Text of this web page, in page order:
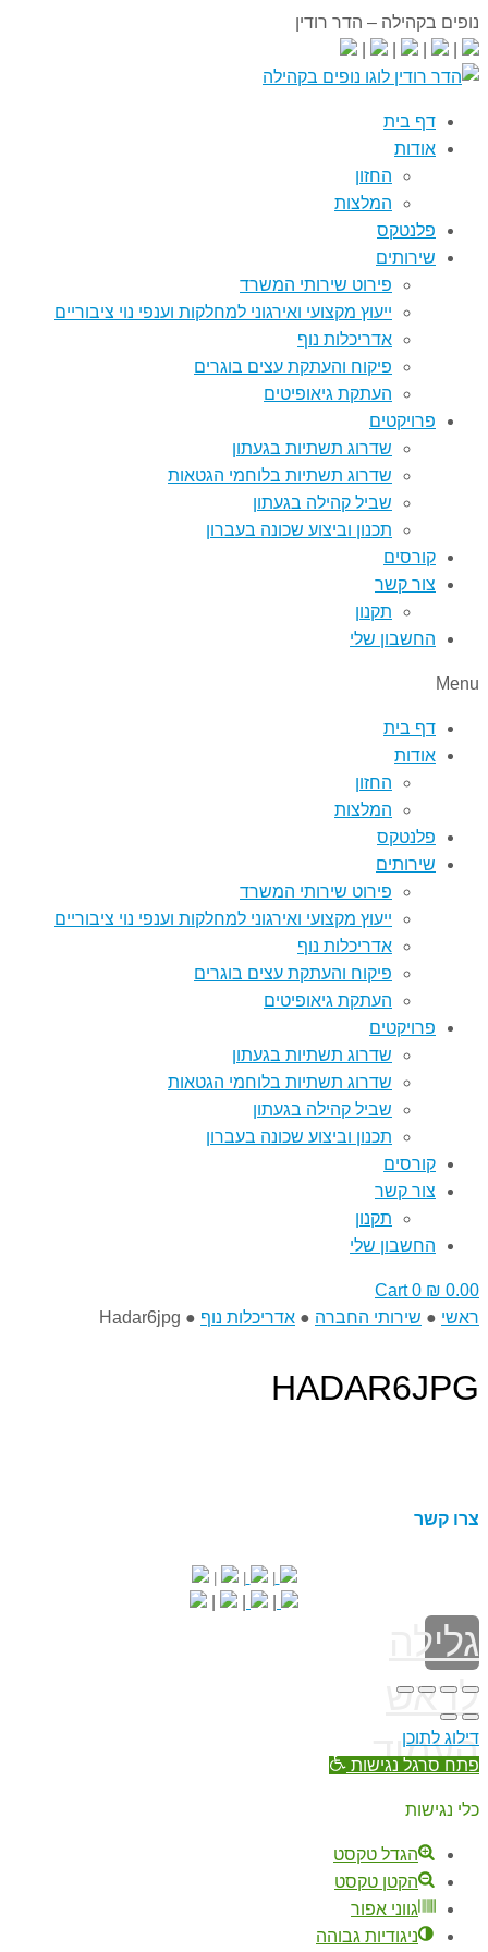
נופים בקהילה – הדר רודין
דף בית
אודות
החזון
המלצות
פלנטקס
שירותים
פירוט שירותי המשרד
ייעוץ מקצועי ואירגוני למחלקות וענפי נוי ציבוריים
אדריכלות נוף
פיקוח והעתקת עצים בוגרים
העתקת גיאופיטים
פרויקטים
שדרוג תשתיות בגעתון
שדרוג תשתיות בלוחמי הגטאות
שביל קהילה בגעתון
תכנון וביצוע שכונה בעברון
קורסים
צור קשר
תקנון
החשבון שלי
Menu
דף בית
אודות
החזון
המלצות
פלנטקס
שירותים
פירוט שירותי המשרד
ייעוץ מקצועי ואירגוני למחלקות וענפי נוי ציבוריים
אדריכלות נוף
פיקוח והעתקת עצים בוגרים
העתקת גיאופיטים
פרויקטים
שדרוג תשתיות בגעתון
שדרוג תשתיות בלוחמי הגטאות
שביל קהילה בגעתון
תכנון וביצוע שכונה בעברון
קורסים
צור קשר
תקנון
החשבון שלי
₪ 0.00
0
Cart
ראשי ● שירותי החברה ● אדריכלות נוף ●
Hadar6jpg
HADAR6JPG
צרו קשר
|
|
|
גלילה
לראש
העמוד
דילוג לתוכן
פתח סרגל נגישות
כלי נגישות
הגדל טקסט
הקטן טקסט
גווני אפור
ניגודיות גבוהה